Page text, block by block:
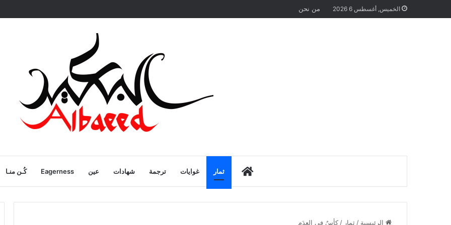
الخميس, أغسطس 6 2026 من نحن
الرئيسية
ثمار غوايات ترجمة شهادات عين Eagerness كُـن منـا
الرئيسية / ثمار / كأسٌ في العدَم